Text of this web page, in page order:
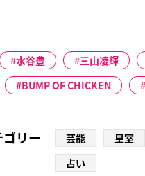
水谷豊 三山凌輝
BUMP OF CHICKEN
リー 芸能 皇室
占い